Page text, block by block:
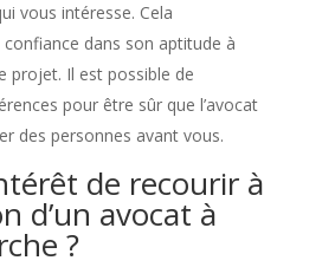
vous intéresse. Cela
dans son aptitude à
projet. Il est possible de
pour être sûr que l’avocat
des personnes avant vous.
de recourir à
d’un avocat à
?